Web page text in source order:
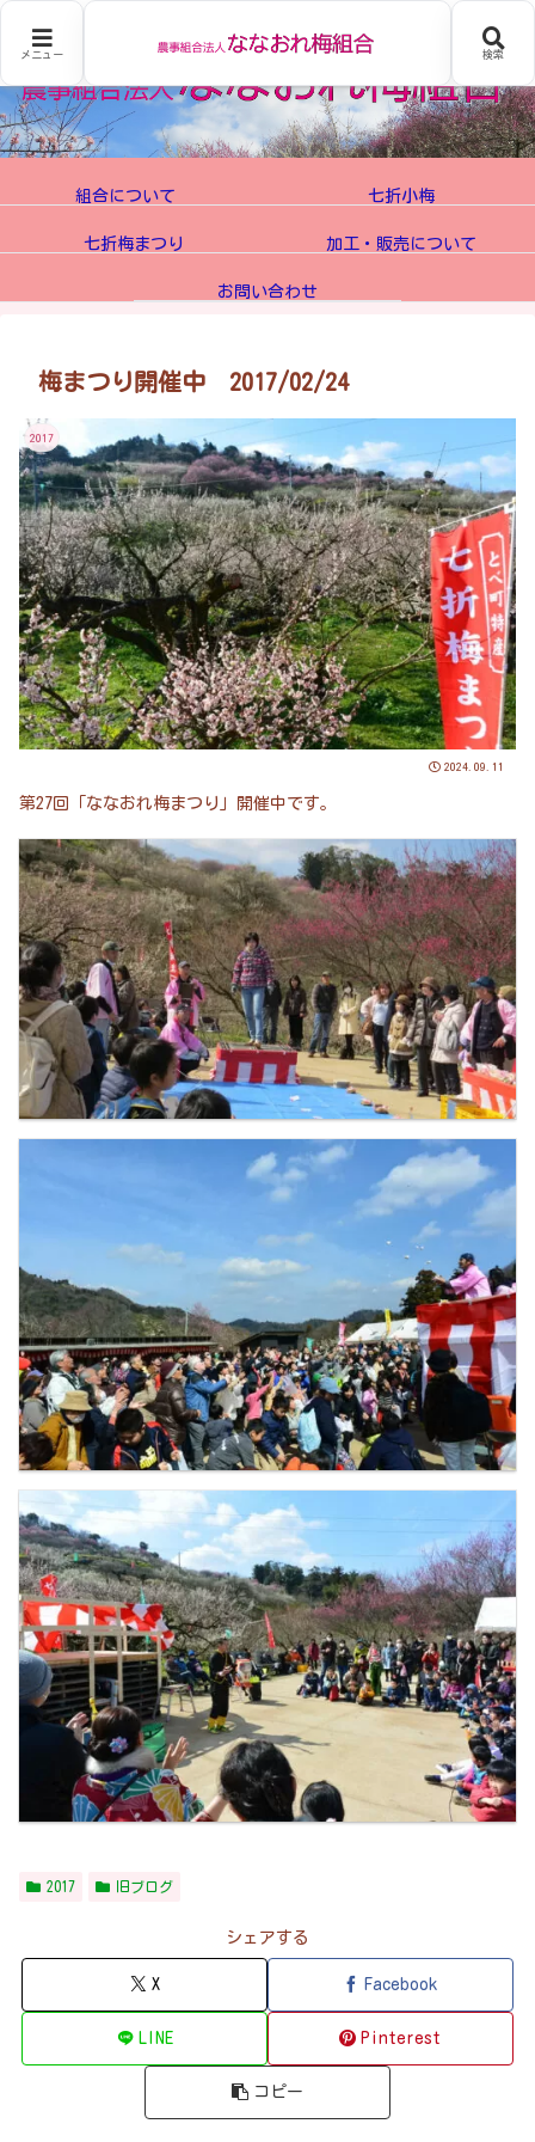
組合について 七折小梅
七折梅まつり 加工・販売について
お問い合わせ
梅まつり開催中 2017/02/24
2017
2024.09.11
第27回「ななおれ梅まつり」開催中です。
2017 旧ブログ
シェアする
X Facebook
LINE Pinterest
コピー
メニュー 検索